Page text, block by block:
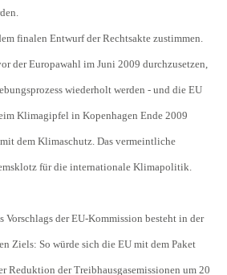
finalen Entwurf der Rechtsakte zustimmen.
der Europawahl im Juni 2009 durchzusetzen,
wiederholt werden - und die EU
Klimagipfel in Kopenhagen Ende 2009
dem Klimaschutz. Das vermeintliche
für die internationale Klimapolitik.
Vorschlags der EU-Kommission besteht in der
Ziels: So würde sich die EU mit dem Paket
Reduktion der Treibhausgasemissionen um 20